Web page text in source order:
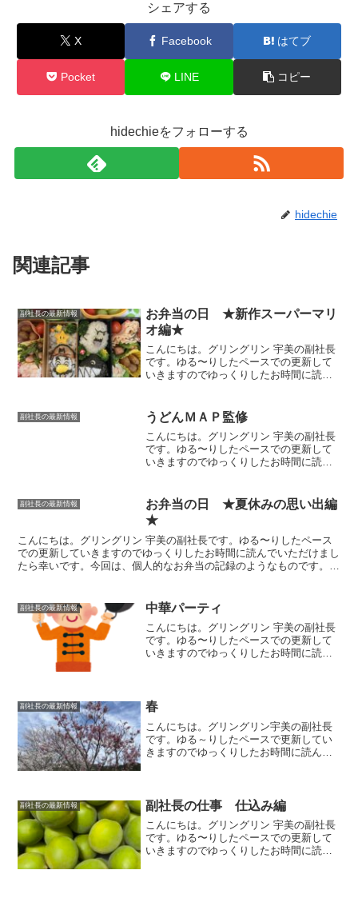
シェアする
X Facebook はてブ
Pocket LINE コピー
hidechieをフォローする
hidechie
関連記事
副社長の最新情報
お弁当の日 ★新作スーパーマリ
オ編★
こんにちは。グリングリン 宇美の副社長
です。ゆる〜りしたペースでの更新して
いきますのでゆっくりしたお時間に読ん
ャラ弁当に新たにチャレンジしてみまし
た🍄おじさん感はありま...
副社長の最新情報 うどんＭＡＰ監修
こんにちは。グリングリン 宇美の副社長
です。ゆる〜りしたペースでの更新して
いきますのでゆっくりしたお時間に読ん
澤アキラさんとローソンのコラボ商品
「冷しごま担々うどん」を...
副社長の最新情報
お弁当の日 ★夏休みの思い出編
★
こんにちは。グリングリン 宇美の副社長です。ゆる〜りしたペース
での更新していきますのでゆっくりしたお時間に読んでいただけまし
たら幸いです。今回は、個人的なお弁当の記録のようなものです。夏
副社長の最新情報 中華パーティ
こんにちは。グリングリン 宇美の副社長
です。ゆる〜りしたペースでの更新して
いきますのでゆっくりしたお時間に読ん
ザ★シリーズ味の素の冷...
副社長の最新情報 春
こんにちは。グリングリン宇美の副社長
です。ゆる～りしたペースで更新してい
きますのでゆっくりしたお時間に読んで
り桜も咲いて春の気分を味...
副社長の最新情報 副社長の仕事 仕込み編
こんにちは。グリングリン 宇美の副社長
です。ゆる〜りしたペースでの更新して
いきますのでゆっくりしたお時間に読ん